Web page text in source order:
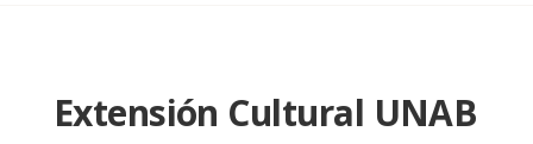
Extensión Cultural UNAB